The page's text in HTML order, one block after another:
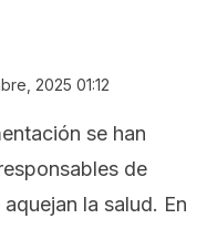
2025 01:12
se han
de
la salud. En